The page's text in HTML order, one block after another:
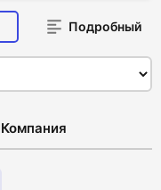
Подробный
Компания